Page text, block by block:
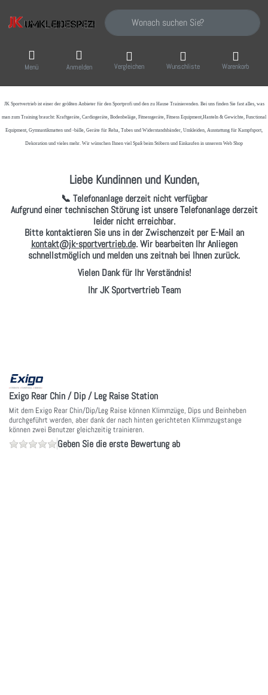
Geben Sie einen Suchbegriff ein. Während
Menü Anmelden Vergleichen Wunschliste Warenkorb
JK Sportvertrieb ist einer der größten Anbieter für den Sportprofi und den zu Hause Trainierenden. Bei uns finden Sie fast alles, was
man zum Training braucht: Kraftgeräte, Cardiogeräte, Bodenbeläge, Fitnessgeräte, Fitness Equipment,Hanteln & Gewichte, Functional
Equipment, Gymnastikmatten und -bälle, Geräte für Reha, Tubes und Widerstandsbänder, Umkleiden, Ausstattung für Kampfsport,
Dekoration und vieles mehr. Wir wünschen Ihnen viel Spaß beim Stöbern und Einkaufen in unserem Web Shop
Liebe Kundinnen und Kunden,
📞 Telefonanlage derzeit nicht verfügbar
Aufgrund einer technischen Störung ist unsere Telefonanlage derzeit
leider nicht erreichbar.
Bitte kontaktieren Sie uns in der Zwischenzeit per E-Mail an
kontakt@jk-sportvertrieb.de. Wir bearbeiten Ihr Anliegen
schnellstmöglich und melden uns zeitnah bei Ihnen zurück.
Vielen Dank für Ihr Verständnis!
Ihr JK Sportvertrieb Team
Exigo Rear Chin / Dip / Leg Raise Station
Mit dem Exigo Rear Chin/Dip/Leg Raise können Klimmzüge, Dips und Beinheben
durchgeführt werden, aber dank der nach hinten gerichteten Klimmzugstange
können zwei Benutzer gleichzeitig trainieren.
Geben Sie die erste Bewertung ab